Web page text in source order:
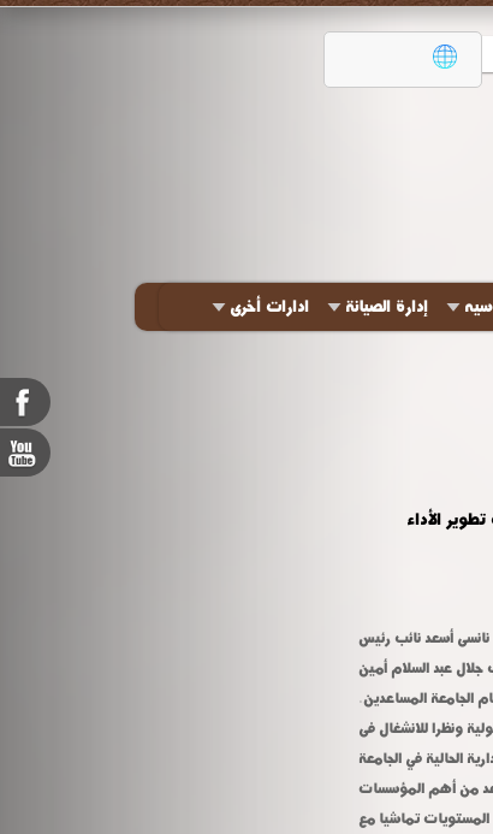
إدارة الصيانة ادارات أخرى
الأداء
أسعد نائب رئيس
جلال عبد السلام أمين
الجامعة المساعدين.
ونظرا للانشغال فى
الحالية في الجامعة
تعد من أهم المؤسسات
تماشيا مع